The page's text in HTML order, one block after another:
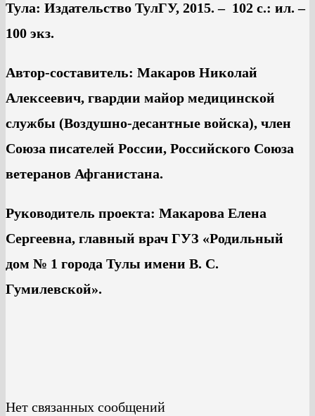
Тула: Издательство ТулГУ, 2015. – 102 с.: ил. –
100 экз.
Автор-составитель: Макаров Николай
Алексеевич, гвардии майор медицинской
службы (Воздушно-десантные войска), член
Союза писателей России, Российского Союза
ветеранов Афганистана.
Руководитель проекта: Макарова Елена
Сергеевна, главный врач ГУЗ «Родильный
дом № 1 города Тулы имени В. С.
Гумилевской».
Нет связанных сообщений